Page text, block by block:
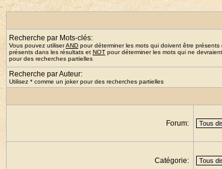
Recherche par Mots-clés:
Vous pouvez utiliserAND pour déterminer les mots qui doivent être présents
présents dans les résultats et NOT pour déterminer les mots qui ne
pour des recherches partielles
Recherche par Auteur:
Utilisez * comme un joker pour des recherches partielles
Forum:
Catégorie: